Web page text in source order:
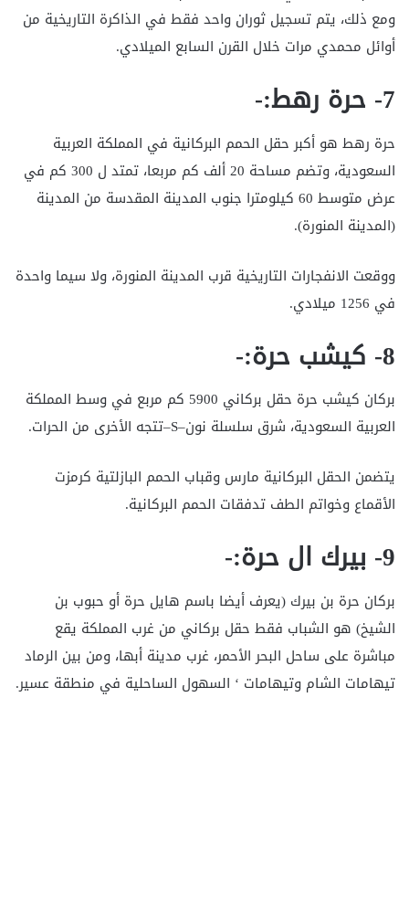
ومع ذلك، يتم تسجيل ثوران واحد فقط في الذاكرة التاريخية من
أوائل محمدي مرات خلال القرن السابع الميلادي.
7- حرة رهط:-
حرة رهط هو أكبر حقل الحمم البركانية في المملكة العربية
السعودية، وتضم مساحة 20 ألف كم مربعا، تمتد ل 300 كم في
عرض متوسط 60 كيلومترا جنوب المدينة المقدسة من المدينة
(المدينة المنورة).
ووقعت الانفجارات التاريخية قرب المدينة المنورة، ولا سيما واحدة
في 1256 ميلادي.
8- كيشب حرة:-
بركان كيشب حرة حقل بركاني 5900 كم مربع في وسط المملكة
العربية السعودية، شرق سلسلة نون–S–تتجه الأخرى من الحرات.
يتضمن الحقل البركانية مارس وقباب الحمم البازلتية كرمزت
الأقماع وخواتم الطف تدفقات الحمم البركانية.
9- بيرك ال حرة:-
بركان حرة بن بيرك (يعرف أيضا باسم هايل حرة أو حبوب بن
الشيخ) هو الشباب فقط حقل بركاني من غرب المملكة يقع
مباشرة على ساحل البحر الأحمر، غرب مدينة أبها، ومن بين الرماد
تيهامات الشام وتيهامات ‘ السهول الساحلية في منطقة عسير.